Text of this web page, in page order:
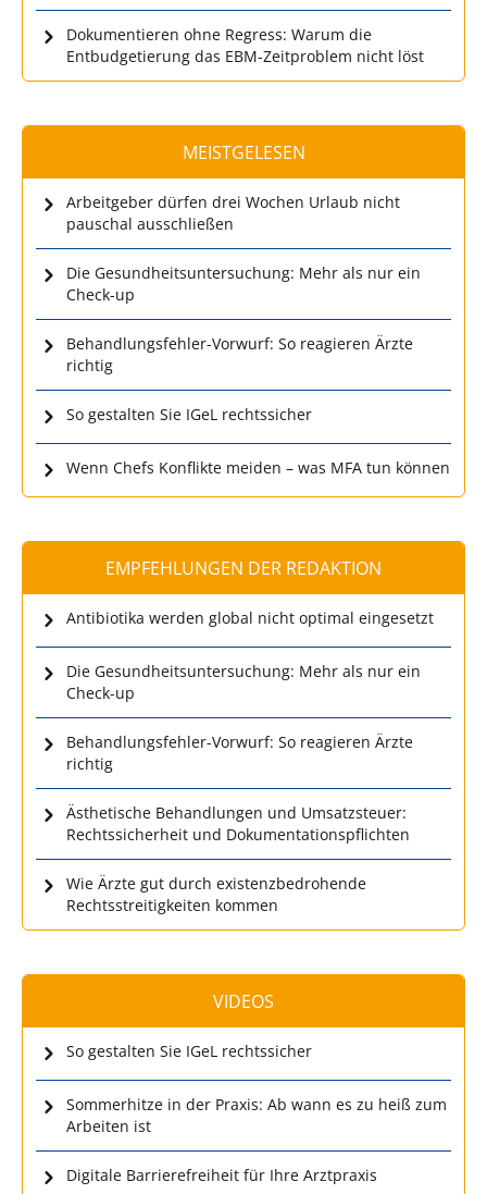
Dokumentieren ohne Regress: Warum die
Entbudgetierung das EBM-Zeitproblem nicht löst
MEISTGELESEN
Arbeitgeber dürfen drei Wochen Urlaub nicht
pauschal ausschließen
Die Gesundheitsuntersuchung: Mehr als nur ein
Check-up
Behandlungsfehler-Vorwurf: So reagieren Ärzte
richtig
So gestalten Sie IGeL rechtssicher
Wenn Chefs Konflikte meiden – was MFA tun können
EMPFEHLUNGEN DER REDAKTION
Antibiotika werden global nicht optimal eingesetzt
Die Gesundheitsuntersuchung: Mehr als nur ein
Check-up
Behandlungsfehler-Vorwurf: So reagieren Ärzte
richtig
Ästhetische Behandlungen und Umsatzsteuer:
Rechtssicherheit und Dokumentationspflichten
Wie Ärzte gut durch existenzbedrohende
Rechtsstreitigkeiten kommen
VIDEOS
So gestalten Sie IGeL rechtssicher
Sommerhitze in der Praxis: Ab wann es zu heiß zum
Arbeiten ist
Digitale Barrierefreiheit für Ihre Arztpraxis